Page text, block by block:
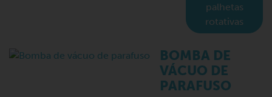
palhetas
rotativas
BOMBA DE
VÁCUO DE
PARAFUSO